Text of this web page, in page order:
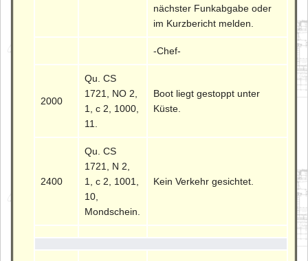
nächster Funkabgabe oder
im Kurzbericht melden.
-Chef-
2000
Qu. CS
1721, NO 2,
1, c 2, 1000,
11.
Boot liegt gestoppt unter
Küste.
2400
Qu. CS
1721, N 2,
1, c 2, 1001,
10,
Mondschein.
Kein Verkehr gesichtet.